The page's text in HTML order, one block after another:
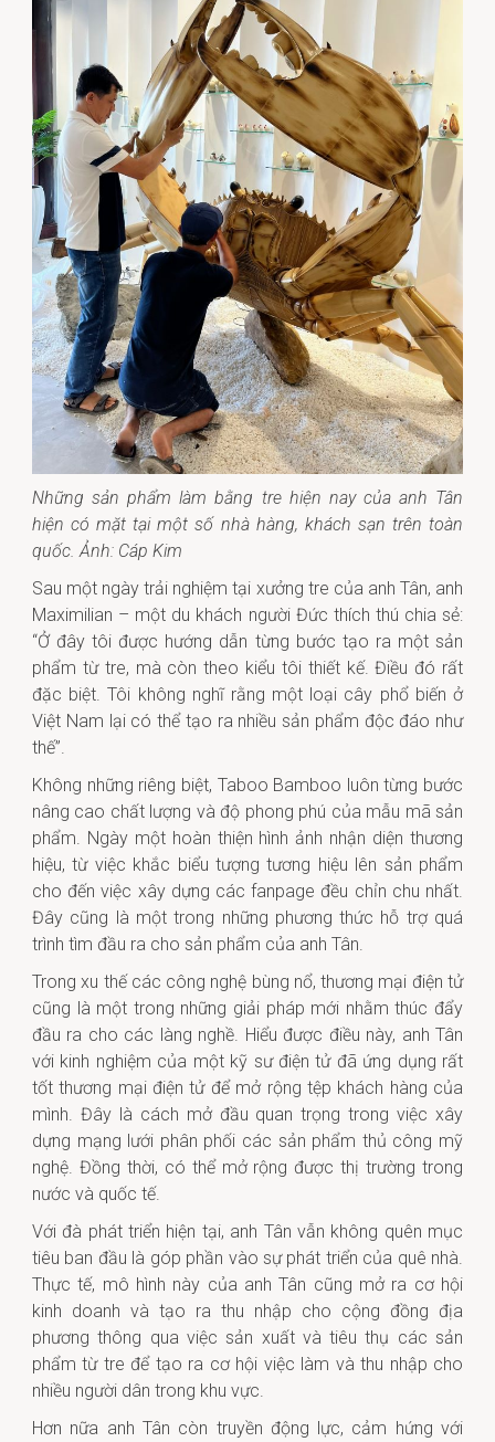
Những sản phẩm làm bằng tre hiện nay của anh Tân
hiện có mặt tại một số nhà hàng, khách sạn trên toàn
quốc. Ảnh: Cáp Kim
Sau một ngày trải nghiệm tại xưởng tre của anh Tân, anh
Maximilian – một du khách người Đức thích thú chia sẻ:
“Ở đây tôi được hướng dẫn từng bước tạo ra một sản
phẩm từ tre, mà còn theo kiểu tôi thiết kế. Điều đó rất
đặc biệt. Tôi không nghĩ rằng một loại cây phổ biến ở
Việt Nam lại có thể tạo ra nhiều sản phẩm độc đáo như
thế”.
Không những riêng biệt, Taboo Bamboo luôn từng bước
nâng cao chất lượng và độ phong phú của mẫu mã sản
phẩm. Ngày một hoàn thiện hình ảnh nhận diện thương
hiệu, từ việc khắc biểu tượng tương hiệu lên sản phẩm
cho đến việc xây dựng các fanpage đều chỉn chu nhất.
Đây cũng là một trong những phương thức hỗ trợ quá
trình tìm đầu ra cho sản phẩm của anh Tân.
Trong xu thế các công nghệ bùng nổ, thương mại điện tử
cũng là một trong những giải pháp mới nhằm thúc đẩy
đầu ra cho các làng nghề. Hiểu được điều này, anh Tân
với kinh nghiệm của một kỹ sư điện tử đã ứng dụng rất
tốt thương mại điện tử để mở rộng tệp khách hàng của
mình. Đây là cách mở đầu quan trọng trong việc xây
dựng mạng lưới phân phối các sản phẩm thủ công mỹ
nghệ. Đồng thời, có thể mở rộng được thị trường trong
nước và quốc tế.
Với đà phát triển hiện tại, anh Tân vẫn không quên mục
tiêu ban đầu là góp phần vào sự phát triển của quê nhà.
Thực tế, mô hình này của anh Tân cũng mở ra cơ hội
kinh doanh và tạo ra thu nhập cho cộng đồng địa
phương thông qua việc sản xuất và tiêu thụ các sản
phẩm từ tre để tạo ra cơ hội việc làm và thu nhập cho
nhiều người dân trong khu vực.
Hơn nữa anh Tân còn truyền động lực, cảm hứng với